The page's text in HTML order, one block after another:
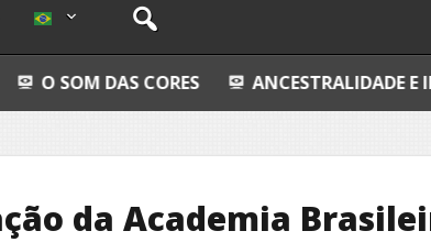
ANCESTRALIDADE E INOVAÇÃO
da Academia